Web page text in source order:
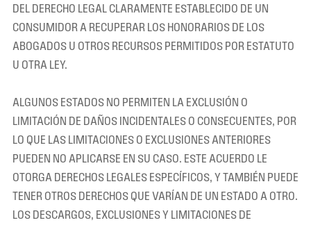
DEL DERECHO LEGAL CLARAMENTE ESTABLECIDO DE UN
CONSUMIDOR A RECUPERAR LOS HONORARIOS DE LOS
ABOGADOS U OTROS RECURSOS PERMITIDOS POR ESTATUTO
U OTRA LEY.
ALGUNOS ESTADOS NO PERMITEN LA EXCLUSIÓN O
LIMITACIÓN DE DAÑOS INCIDENTALES O CONSECUENTES, POR
LO QUE LAS LIMITACIONES O EXCLUSIONES ANTERIORES
PUEDEN NO APLICARSE EN SU CASO. ESTE ACUERDO LE
OTORGA DERECHOS LEGALES ESPECÍFICOS, Y TAMBIÉN PUEDE
TENER OTROS DERECHOS QUE VARÍAN DE UN ESTADO A OTRO.
LOS DESCARGOS, EXCLUSIONES Y LIMITACIONES DE